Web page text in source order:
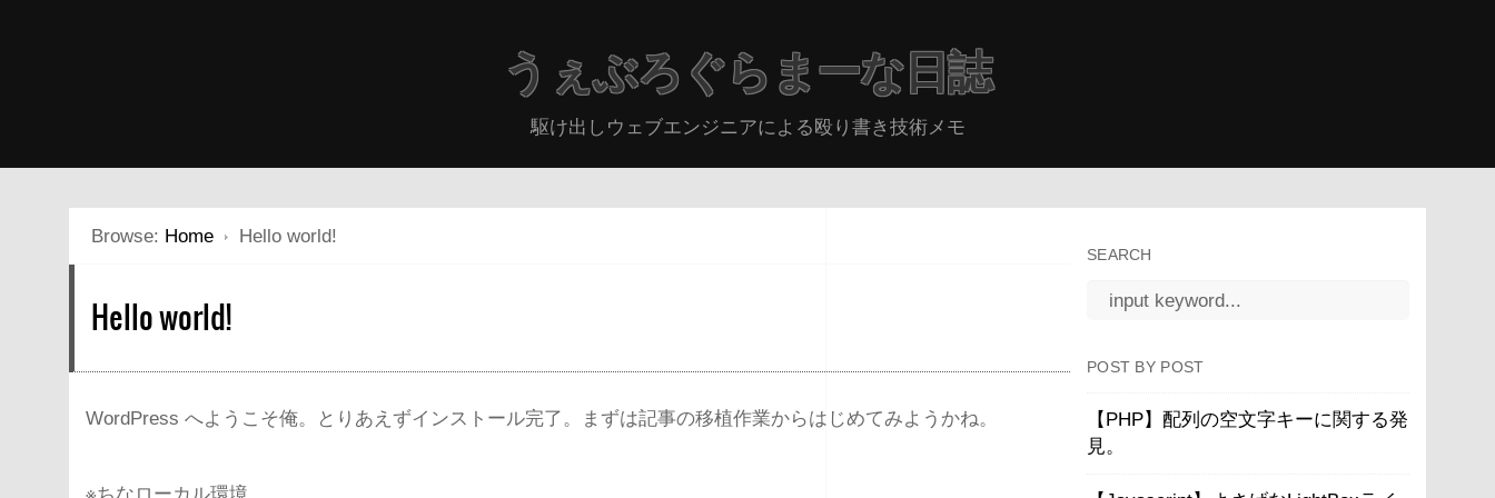
うぇぶろぐらまーな日誌
駆け出しウェブエンジニアによる殴り書き技術メモ
Browse: Home Hello world!
Hello world!
WordPress へようこそ俺。とりあえずインストール完了。まずは記事の移植作業からはじめてみようかね。
SEARCH
POST BY POST
【PHP】配列の空文字キーに関する発
見。